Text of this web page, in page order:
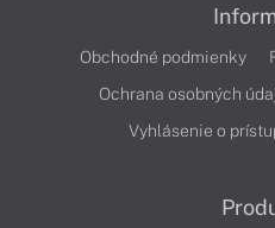
Obchodné podmienky
Ochrana osobných
Vyhlásenie o